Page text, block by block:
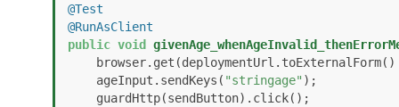
@Test
@RunAsClient
public void
    ageInput.sendKeys(
"stringage" );